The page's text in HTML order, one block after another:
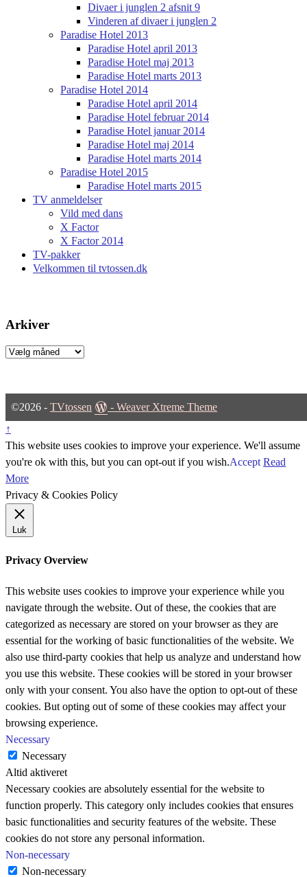
Divaer i junglen 2 afsnit 9
Vinderen af divaer i junglen 2
Paradise Hotel 2013
Paradise Hotel april 2013
Paradise Hotel maj 2013
Paradise Hotel marts 2013
Paradise Hotel 2014
Paradise Hotel april 2014
Paradise Hotel februar 2014
Paradise Hotel januar 2014
Paradise Hotel maj 2014
Paradise Hotel marts 2014
Paradise Hotel 2015
Paradise Hotel marts 2015
TV anmeldelser
Vild med dans
X Factor
X Factor 2014
TV-pakker
Velkommen til tvtossen.dk
Arkiver
Arkiver
©2026 - TVtossen - Weaver Xtreme Theme
↑
This website uses cookies to improve your experience. We'll assume
you're ok with this, but you can opt-out if you wish.Accept Read
More
Privacy & Cookies Policy
Luk
Privacy Overview
This website uses cookies to improve your experience while you
navigate through the website. Out of these, the cookies that are
categorized as necessary are stored on your browser as they are
essential for the working of basic functionalities of the website. We
also use third-party cookies that help us analyze and understand how
you use this website. These cookies will be stored in your browser
only with your consent. You also have the option to opt-out of these
cookies. But opting out of some of these cookies may affect your
browsing experience.
Necessary
Necessary
Altid aktiveret
Necessary cookies are absolutely essential for the website to
function properly. This category only includes cookies that ensures
basic functionalities and security features of the website. These
cookies do not store any personal information.
Non-necessary
Non-necessary